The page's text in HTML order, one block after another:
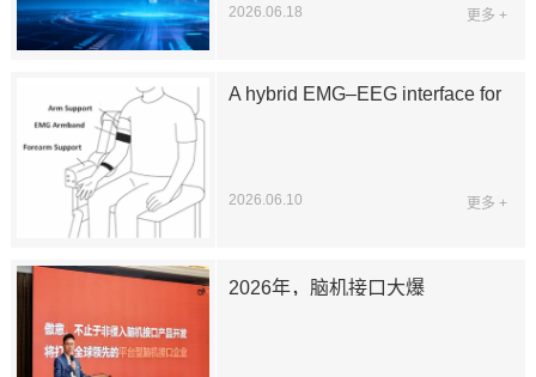
2026.06.18 更多 +
A hybrid EMG–EEG interface for
2026.06.10 更多 +
2026年，脑机接口大爆